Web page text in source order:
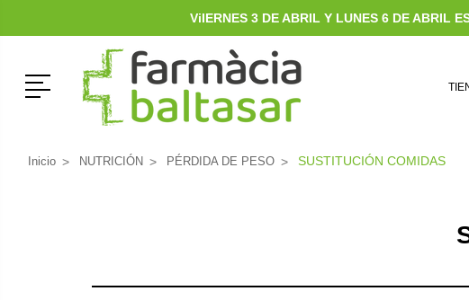
ViIERNES 3 DE ABRIL Y LUNES 6 DE ABRIL
Menú
Inicio NUTRICIÓN PÉRDIDA DE PESO SUSTITUCIÓN COMIDAS